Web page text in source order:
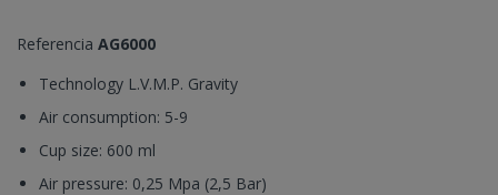
Referencia AG6000
Technology L.V.M.P. Gravity
Air consumption: 5-9
Cup size: 600 ml
Air pressure: 0,25 Mpa (2,5 Bar)